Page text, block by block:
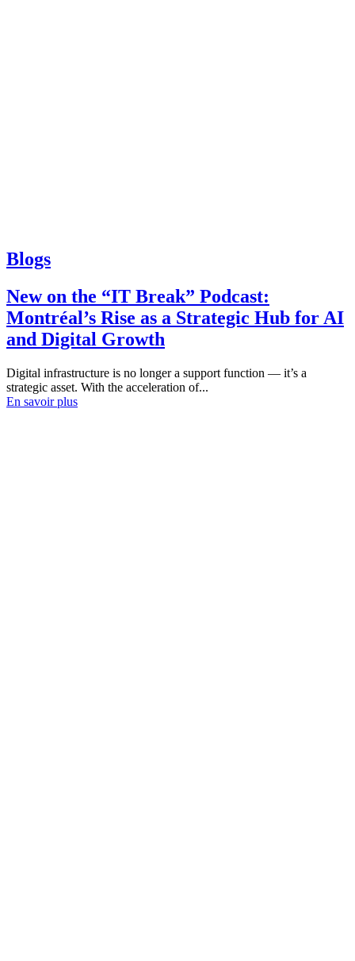
Blogs
New on the “IT Break” Podcast:
Montréal’s Rise as a Strategic Hub for AI
and Digital Growth
Digital infrastructure is no longer a support function — it’s a
strategic asset. With the acceleration of...
En savoir plus